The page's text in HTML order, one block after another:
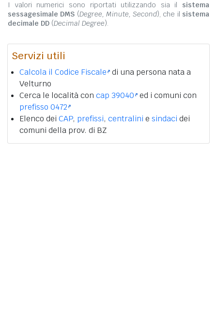
I valori numerici sono riportati utilizzando sia il sistema
sessagesimale DMS (Degree, Minute, Second), che il sistema
decimale DD (Decimal Degree).
Servizi utili
Calcola il Codice Fiscale di una persona nata a
Velturno
Cerca le località con cap 39040 ed i comuni con
prefisso 0472
Elenco dei CAP, prefissi, centralini e sindaci dei
comuni della prov. di BZ